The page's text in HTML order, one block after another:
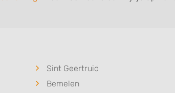
Sint Geertruid
Bemelen